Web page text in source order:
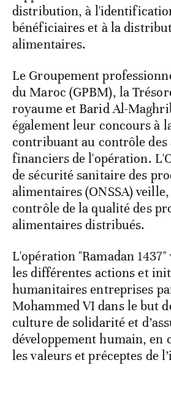
distribution, à
bénéficiaires et à la
alimentaires.
Le Groupement
du Maroc (GPBM), la
royaume et Barid Al-
également leur concours à
contribuant au contrôle des
financiers de l'opération.
de sécurité sanitaire des
alimentaires (ONSSA)
contrôle de la qualité des
alimentaires distribués.
L'opération "Ramadan
les différentes actions et
humanitaires entreprises
Mohammed VI dans le but
culture de solidarité et
développement humain, en
les valeurs et préceptes de